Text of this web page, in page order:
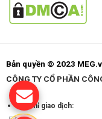
Bản quyền © 2023
CÔNG TY CỔ PHẦN
Địa chỉ giao dịch: